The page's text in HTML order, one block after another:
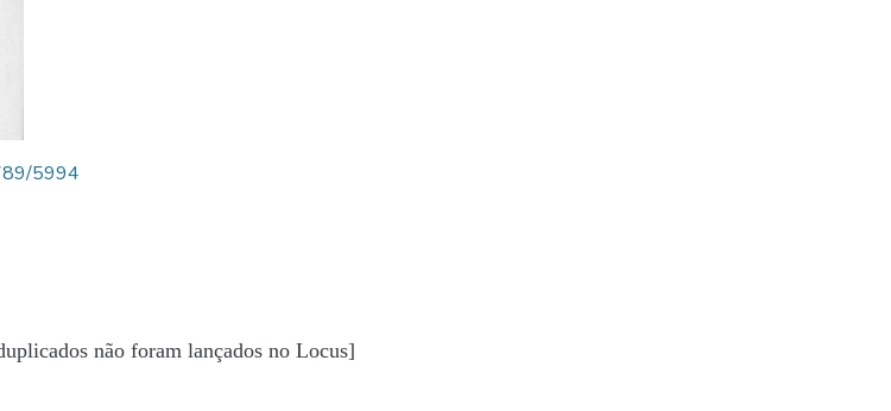
5994
não foram lançados no Locus]